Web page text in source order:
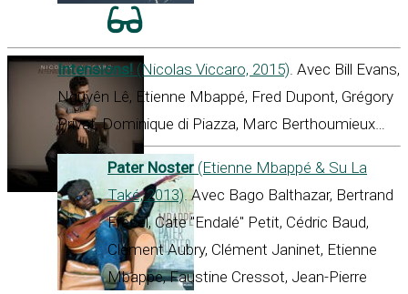
Intensions! (Nicolas Viccaro, 2015). Avec Bill Evans,
Nguyên Lê, Etienne Mbappé, Fred Dupont, Grégory
Privat, Dominique di Piazza, Marc Berthoumieux…
Pater Noster (Etienne Mbappé & Su La
Také, 2013). Avec Bago Balthazar, Bertrand
Fresel, Cate "Endalé" Petit, Cédric Baud,
Clément Aubry, Clément Janinet, Etienne
Mbappe, Faustine Cressot, Jean-Pierre